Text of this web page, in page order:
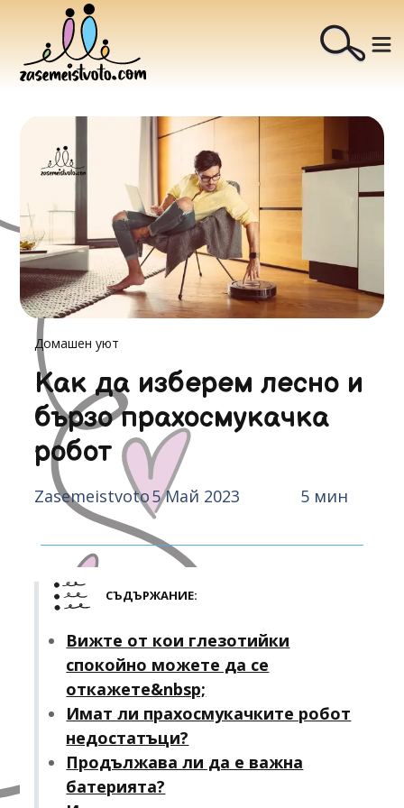
Домашен уют
Как да изберем лесно и
бързо прахосмукачка
робот
Zasemeistvoto5 Май 2023 5 мин
СЪДЪРЖАНИЕ:
Вижте от кои глезотийки
спокойно можете да се
откажете&nbsp;
Имат ли прахосмукачките робот
недостатъци?
Продължава ли да е важна
батерията?